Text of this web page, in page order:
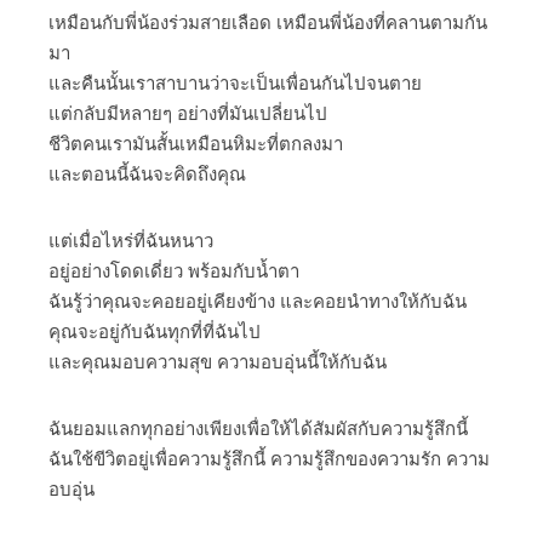
เหมือนกับพี่น้องร่วมสายเลือด เหมือนพี่น้องที่คลานตามกัน
มา
และคืนนั้นเราสาบานว่าจะเป็นเพื่อนกันไปจนตาย
แต่กลับมีหลายๆ อย่างที่มันเปลี่ยนไป
ชีวิตคนเรามันสั้นเหมือนหิมะที่ตกลงมา
และตอนนี้ฉันจะคิดถึงคุณ
แต่เมื่อไหร่ที่ฉันหนาว
อยู่อย่างโดดเดี่ยว พร้อมกับน้ำตา
ฉันรู้ว่าคุณจะคอยอยู่เคียงข้าง และคอยนำทางให้กับฉัน
คุณจะอยู่กับฉันทุกที่ที่ฉันไป
และคุณมอบความสุข ความอบอุ่นนี้ให้กับฉัน
ฉันยอมแลกทุกอย่างเพียงเพื่อให้ได้สัมผัสกับความรู้สึกนี้
ฉันใช้ขีวิตอยู่เพื่อความรู้สึกนี้ ความรู้สึกของความรัก ความ
อบอุ่น